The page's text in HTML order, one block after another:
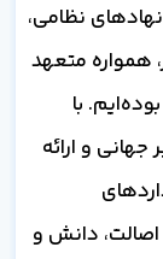
نظامی،
همواره متعهد
با
و ارائه
اصالت، دانش و